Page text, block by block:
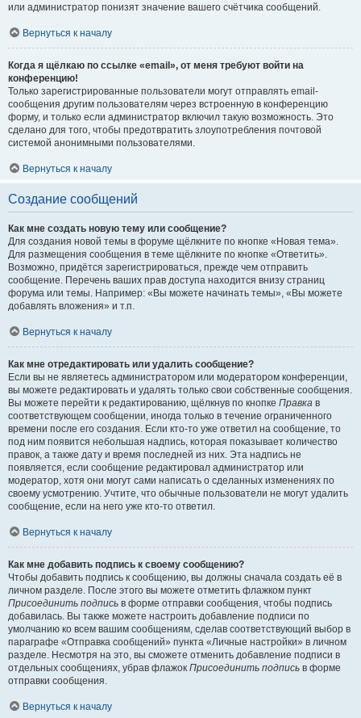
или администратор понизят значение вашего счётчика сообщений.
Вернуться к началу
Когда я щёлкаю по ссылке «email», от меня требуют войти на
конференцию!
Только зарегистрированные пользователи могут отправлять email-
сообщения другим пользователям через встроенную в конференцию
форму, и только если администратор включил такую возможность. Это
сделано для того, чтобы предотвратить злоупотребления почтовой
системой анонимными пользователями.
Вернуться к началу
Создание сообщений
Как мне создать новую тему или сообщение?
Для создания новой темы в форуме щёлкните по кнопке «Новая тема».
Для размещения сообщения в теме щёлкните по кнопке «Ответить».
Возможно, придётся зарегистрироваться, прежде чем отправить
сообщение. Перечень ваших прав доступа находится внизу страниц
форума или темы. Например: «Вы можете начинать темы», «Вы можете
добавлять вложения» и т.п.
Вернуться к началу
Как мне отредактировать или удалить сообщение?
Если вы не являетесь администратором или модератором конференции,
вы можете редактировать и удалять только свои собственные сообщения.
Вы можете перейти к редактированию, щёлкнув по кнопке Правка в
соответствующем сообщении, иногда только в течение ограниченного
времени после его создания. Если кто-то уже ответил на сообщение, то
под ним появится небольшая надпись, которая показывает количество
правок, а также дату и время последней из них. Эта надпись не
появляется, если сообщение редактировал администратор или
модератор, хотя они могут сами написать о сделанных изменениях по
своему усмотрению. Учтите, что обычные пользователи не могут удалить
сообщение, если на него уже кто-то ответил.
Вернуться к началу
Как мне добавить подпись к своему сообщению?
Чтобы добавить подпись к сообщению, вы должны сначала создать её в
личном разделе. После этого вы можете отметить флажком пункт
Присоединить подпись в форме отправки сообщения, чтобы подпись
добавилась. Вы также можете настроить добавление подписи по
умолчанию ко всем вашим сообщениям, сделав соответствующий выбор в
параграфе «Отправка сообщений» пункта «Личные настройки» в личном
разделе. Несмотря на это, вы сможете отменить добавление подписи в
отдельных сообщениях, убрав флажок Присоединить подпись в форме
отправки сообщения.
Вернуться к началу